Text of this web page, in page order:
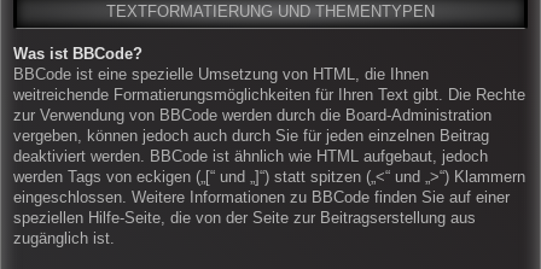
TEXTFORMATIERUNG UND THEMENTYPEN
Was ist BBCode?
BBCode ist eine spezielle Umsetzung von HTML, die Ihnen
weitreichende Formatierungsmöglichkeiten für Ihren Text gibt. Die Rechte
zur Verwendung von BBCode werden durch die Board-Administration
vergeben, können jedoch auch durch Sie für jeden einzelnen Beitrag
deaktiviert werden. BBCode ist ähnlich wie HTML aufgebaut, jedoch
werden Tags von eckigen („[“ und „]“) statt spitzen („<“ und „>“) Klammern
eingeschlossen. Weitere Informationen zu BBCode finden Sie auf einer
speziellen Hilfe-Seite, die von der Seite zur Beitragserstellung aus
zugänglich ist.